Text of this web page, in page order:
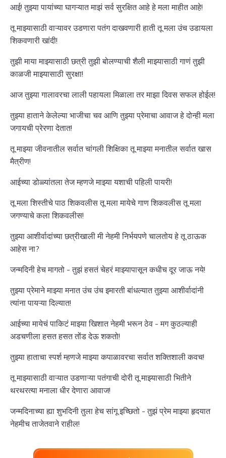
आई! तुझ्या पायांच्या घागऱ्यात माझं सर्व सुरक्षित आहे हे मला माहीत आहे!
तू माझ्यासाठी वाऱ्यावर उडणारा पतंग दाखवणारी हाती तू मला उंच उडायला
शिकवणारी खांदी!
तुझी माया माझ्यासाठी छत्री तुझी बोलण्याची शैली माझ्यासाठी गाणं तुझी
काळजी माझ्यासाठी सुरक्षा!
आज तुझ्या गालावरचा लाली पहायला मिळाला तर माझा दिवस सफल होईल!
तुझ्या हाताने केलेल्या भाजीचा चव आणि तुझ्या प्रेमाचा आवाज हे दोन्ही मला
जगायची प्रेरणा देतात!
तू माझ्या जीवनातील सर्वात चांगली शिक्षिका तू माझ्या मनातील सर्वात खास
मैत्रीण!
आईच्या डोळ्यांतला तेज म्हणजे माझ्या यशाची पहिली पायरी!
तू मला शिस्तीचे पाठ शिकवलीस तू मला मायेचे गाण शिकवलीस तू मला
जगण्याचे कला शिकवलीस!
तुझ्या आशीर्वादांच्या छत्रीखाली मी नेहमी निर्भयपणे चालतोय हे तू ठाऊक
आहेस ना?
जन्मदिनी हेच मागतो - तुझं हसतं चेहरं माझ्यापासून कधीच दूर जाऊ नये!
तुझ्या प्रेमाने माझ्या मनात उंच उंच इमारती बांधल्यात तुझ्या आशीर्वादांनी
त्यांना पायऱ्या दिल्यात!
आईच्या मायेचं पाकिटं माझ्या खिशात नेहमी भरून ठेव - मग कुठल्याही
अडचणीला हसत हसत तोंड देऊ शकतो!
तुझ्या हाताचा स्पर्श म्हणजे माझ्या कपाळावरचा सर्वात शक्तिशाली कवच!
तू माझ्यासाठी वाऱ्यात उडणाऱ्या पतंगाची दोरी तू माझ्यासाठी भितीने
थरथरत्या मनाला धीर देणारा आवाज!
जन्मदिनाच्या ह्या शुभदिनी तुला हेच सांगू इच्छितो - तुझं प्रेम माझ्या हृदयात
नेहमीच ताजेतवाने राहील!